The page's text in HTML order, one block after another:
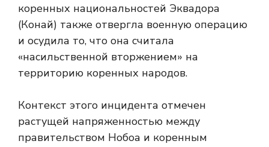
коренных национальностей Эквадора
(Конай) также отвергла военную операцию
и осудила то, что она считала
«насильственной вторжением» на
территорию коренных народов.
Контекст этого инцидента отмечен
растущей напряженностью между
правительством Нобоа и коренным